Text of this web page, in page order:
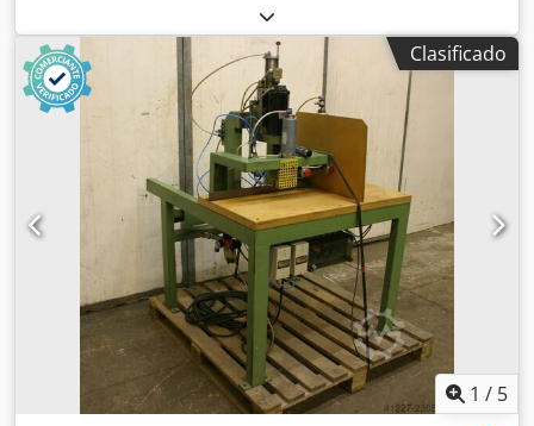
taladradora de múltiples husillos, taladradora de línea,
taladradora para pasadores. -Avance máximo: carrera de
150 mm -Motor: 1,5 kW, 2750 rpm -Portabrocas: roscado -
Cantidad: 1 cabezal de taladro -Precio: por unidad -
Dimensiones: 700/200/A180 mm -Peso: 18,3 kg/unidad
Dedpfx Ajci Ahtedhsck
Clasificado
1 / 5